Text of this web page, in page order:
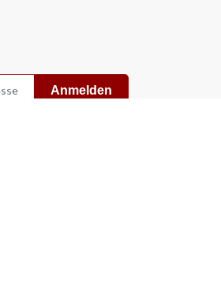
Anmelden